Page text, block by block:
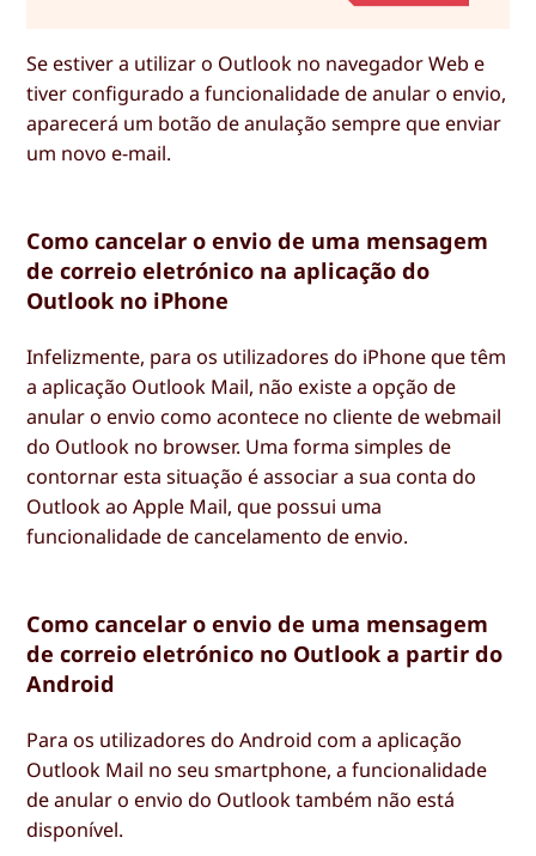
Se estiver a utilizar o Outlook no navegador Web e
tiver configurado a funcionalidade de anular o envio,
aparecerá um botão de anulação sempre que enviar
um novo e-mail.
Como cancelar o envio de uma mensagem
de correio eletrónico na aplicação do
Outlook no iPhone
Infelizmente, para os utilizadores do iPhone que têm
a aplicação Outlook Mail, não existe a opção de
anular o envio como acontece no cliente de webmail
do Outlook no browser. Uma forma simples de
contornar esta situação é associar a sua conta do
Outlook ao Apple Mail, que possui uma
funcionalidade de cancelamento de envio.
Como cancelar o envio de uma mensagem
de correio eletrónico no Outlook a partir do
Android
Para os utilizadores do Android com a aplicação
Outlook Mail no seu smartphone, a funcionalidade
de anular o envio do Outlook também não está
disponível.